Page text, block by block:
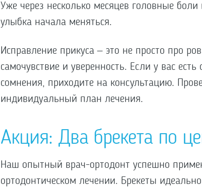
Уже через несколько месяцев головные
улыбка начала меняться.
Исправление прикуса – это не просто про
самочувствие и уверенность. Если у вас
сомнения, приходите на консультацию.
индивидуальный план лечения.
Акция: Два брекета по
Наш опытный врач-ортодонт успешно
ортодонтическом лечении. Брекеты